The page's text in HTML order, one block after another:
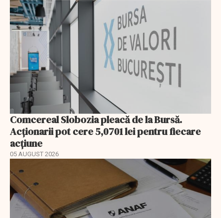
Comcereal Slobozia pleacă de la Bursă.
Acționarii pot cere 5,0701 lei pentru fiecare
acțiune
05 AUGUST 2026